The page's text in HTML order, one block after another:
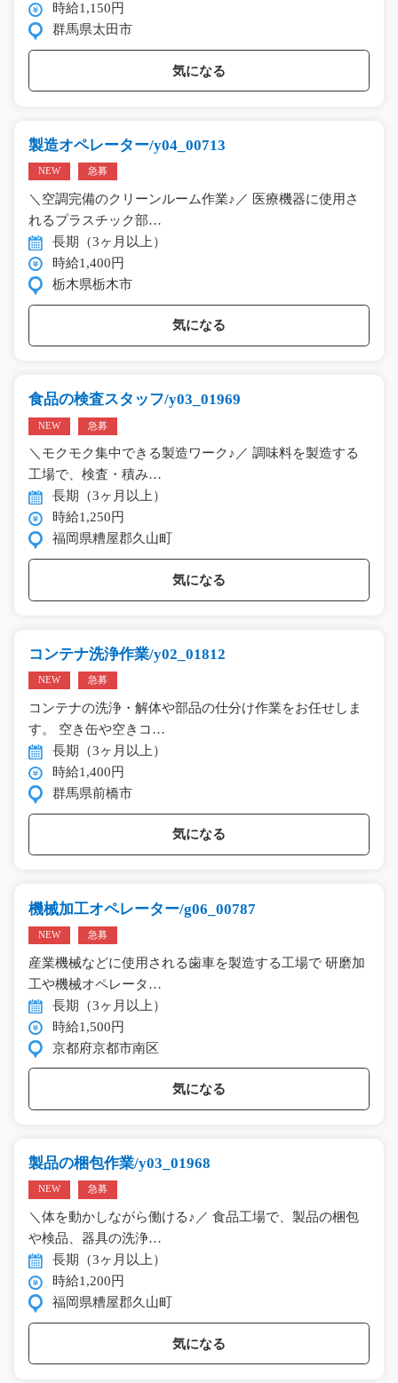
時給1,150円
群馬県太田市
気になる
製造オペレーター/y04_00713
NEW 急募
＼空調完備のクリーンルーム作業♪／ 医療機器に使用さ
れるプラスチック部…
長期（3ヶ月以上）
時給1,400円
栃木県栃木市
気になる
食品の検査スタッフ/y03_01969
NEW 急募
＼モクモク集中できる製造ワーク♪／ 調味料を製造する
工場で、検査・積み…
長期（3ヶ月以上）
時給1,250円
福岡県糟屋郡久山町
気になる
コンテナ洗浄作業/y02_01812
NEW 急募
コンテナの洗浄・解体や部品の仕分け作業をお任せしま
す。 空き缶や空きコ…
長期（3ヶ月以上）
時給1,400円
群馬県前橋市
気になる
機械加工オペレーター/g06_00787
NEW 急募
産業機械などに使用される歯車を製造する工場で 研磨加
工や機械オペレータ…
長期（3ヶ月以上）
時給1,500円
京都府京都市南区
気になる
製品の梱包作業/y03_01968
NEW 急募
＼体を動かしながら働ける♪／ 食品工場で、製品の梱包
や検品、器具の洗浄…
長期（3ヶ月以上）
時給1,200円
福岡県糟屋郡久山町
気になる